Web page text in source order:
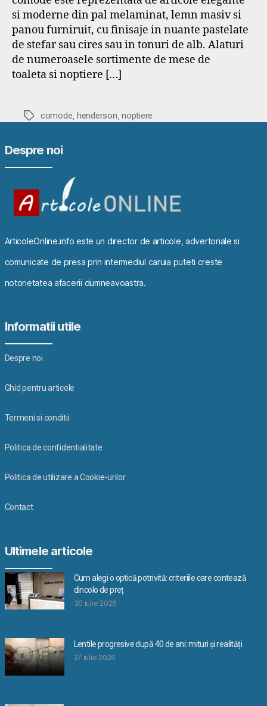
si moderne din pal melaminat, lemn masiv si
panou furniruit, cu finisaje in nuante pastelate
de stefar sau cires sau in tonuri de alb. Alaturi
de numeroasele sortimente de mese de
toaleta si noptiere […]
Etichete
comode, henderson,noptiere
Despre noi
ArticoleOnline.info este un director de articole, advertoriale si
comunicate de presa prin intermediul caruia puteti creste
notorietatea afacerii dumneavoastra.
Informatii utile
Despre noi
Ghid pentru articole
Termeni si conditii
Politica de confidentialitate
Politica de utilizare a Cookie-urilor
Contact
Ultimele articole
Cum alegi o optică potrivită: criteriile care contează
dincolo de preț
30 iulie 2026
Lentile progresive după 40 de ani: mituri și realități
27 iulie 2026